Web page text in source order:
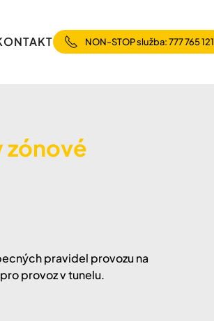
NON-STOP služba: 777 765 121
zónové
pravidel provozu na
provoz v tunelu.